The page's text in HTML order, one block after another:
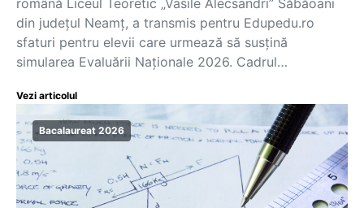
română Liceul Teoretic „Vasile Alecsandri” Săbăoani
din județul Neamț, a transmis pentru Edupedu.ro
sfaturi pentru elevii care urmează să susțină
simularea Evaluării Naționale 2026. Cadrul…
Vezi articolul
Bacalaureat 2026